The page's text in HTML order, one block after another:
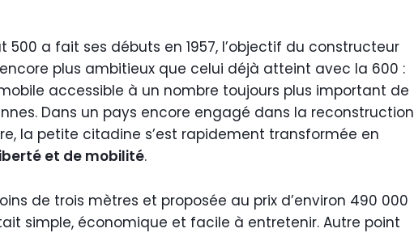
500 a fait ses débuts en 1957, l’objectif du constructeur
plus ambitieux que celui déjà atteint avec la 600 :
accessible à un nombre toujours plus important de
Dans un pays encore engagé dans la reconstruction
la petite citadine s’est rapidement transformée en
et de mobilité.
de trois mètres et proposée au prix d’environ 490 000
simple, économique et facile à entretenir. Autre point